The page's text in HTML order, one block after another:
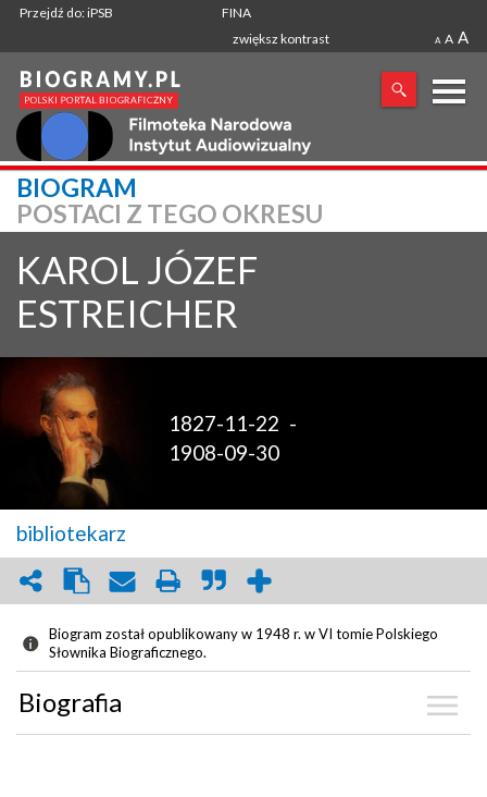
Przejdź do: iPSB
FINA
zwiększ kontrast
A A A
X
SZUKANA FRAZA
BIOGRAM
POSTACI Z TEGO OKRESU
KAROL JÓZEF
ESTREICHER
1827-11-22 -
1908-09-30
bibliotekarz
Biogram został opublikowany w 1948 r. w VI tomie Polskiego
Słownika Biograficznego.
Biografia